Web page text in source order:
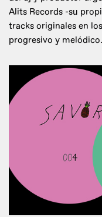
Alits Records -su
tracks originales en
progresivo y